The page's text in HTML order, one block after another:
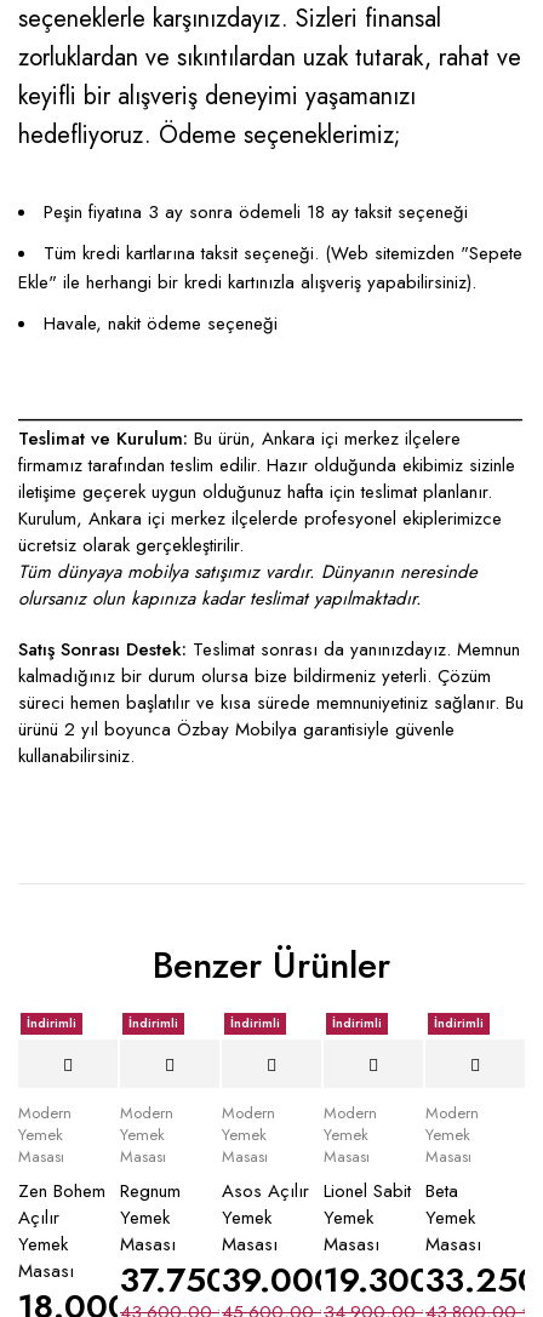
seçeneklerle karşınızdayız. Sizleri finansal
zorluklardan ve sıkıntılardan uzak tutarak, rahat ve
keyifli bir alışveriş deneyimi yaşamanızı
hedefliyoruz. Ödeme seçeneklerimiz;
Peşin fiyatına 3 ay sonra ödemeli 18 ay taksit seçeneği
Tüm kredi kartlarına taksit seçeneği. (Web sitemizden "Sepete
Ekle" ile herhangi bir kredi kartınızla alışveriş yapabilirsiniz).
Havale, nakit ödeme seçeneği
____________________________________________________
Teslimat ve Kurulum: Bu ürün, Ankara içi merkez ilçelere
firmamız tarafından teslim edilir. Hazır olduğunda ekibimiz sizinle
iletişime geçerek uygun olduğunuz hafta için teslimat planlanır.
Kurulum, Ankara içi merkez ilçelerde profesyonel ekiplerimizce
ücretsiz olarak gerçekleştirilir.
Tüm dünyaya mobilya satışımız vardır. Dünyanın neresinde
olursanız olun kapınıza kadar teslimat yapılmaktadır.
Satış Sonrası Destek: Teslimat sonrası da yanınızdayız. Memnun
kalmadığınız bir durum olursa bize bildirmeniz yeterli. Çözüm
süreci hemen başlatılır ve kısa sürede memnuniyetiniz sağlanır. Bu
ürünü 2 yıl boyunca Özbay Mobilya garantisiyle güvenle
kullanabilirsiniz.
Benzer Ürünler
İndirimli
Modern
Yemek
Masası
Zen Bohem
Açılır
Yemek
Masası
18.000,00₺
İndirimli
Modern
Yemek
Masası
Regnum
Yemek
Masası
37.750,00₺
İndirimli
Modern
Yemek
Masası
Asos Açılır
Yemek
Masası
39.000,00₺
İndirimli
Modern
Yemek
Masası
Lionel Sabit
Yemek
Masası
19.300,00₺
İndirimli
Modern
Yemek
Masası
Beta
Yemek
Masası